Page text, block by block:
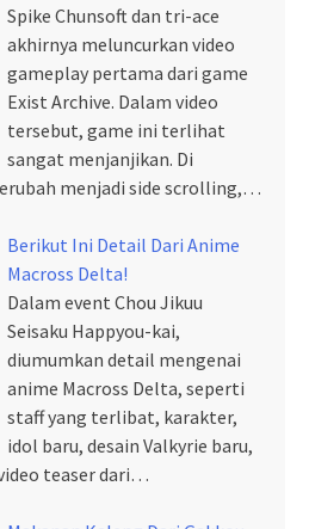
Spike Chunsoft dan tri-ace
akhirnya meluncurkan video
gameplay pertama dari game
Exist Archive. Dalam video
tersebut, game ini terlihat
sangat menjanjikan. Di
menjadi side scrolling,…
Berikut Ini Detail Dari Anime
Macross Delta!
Dalam event Chou Jikuu
Seisaku Happyou-kai,
diumumkan detail mengenai
anime Macross Delta, seperti
staff yang terlibat, karakter,
idol baru, desain Valkyrie baru,
teaser dari…